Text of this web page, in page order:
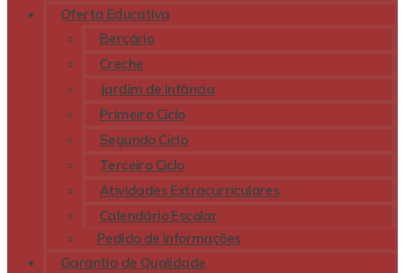
Oferta Educativa
Berçário
Creche
Jardim de Infância
Primeiro Ciclo
Segundo Ciclo
Terceiro Ciclo
Atividades Extracurriculares
Calendário Escolar
Pedido de Informações
Garantia de Qualidade